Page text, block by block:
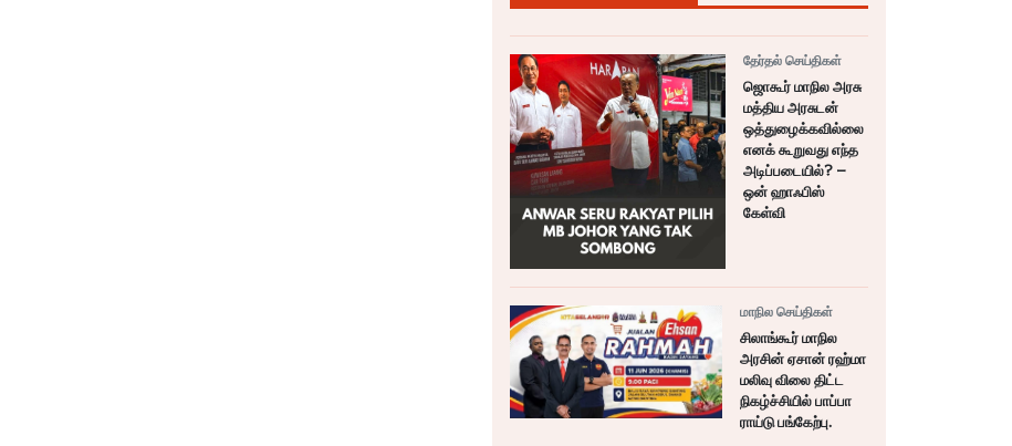
தேர்தல் செய்திகள்
ஜொகூர் மாநில அரசு
மத்திய அரசுடன்
ஒத்துழைக்கவில்லை
எனக் கூறுவது எந்த
அடிப்படையில்? –
ஒன் ஹாஃபிஸ்
கேள்வி
மாநில செய்திகள்
சிலாங்கூர் மாநில
அரசின் ஏசான் ரஹ்மா
மலிவு விலை திட்ட
நிகழ்ச்சியில் பாப்பா
ராய்டு பங்கேற்பு.